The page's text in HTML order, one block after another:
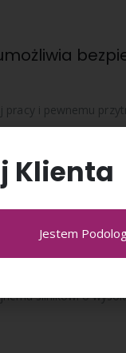
i pewnemu
pracy i pewnemu
20 000 obr./m
silnikowi o
Klienta
Jestem